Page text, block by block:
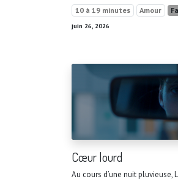
10 à 19 minutes Amour
juin 26, 2026
Cœur lourd
Au cours d’une nuit pluvieuse,